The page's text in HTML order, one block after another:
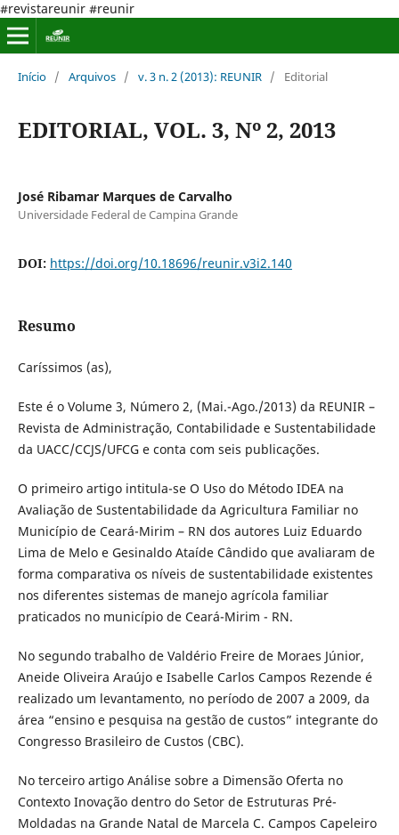
#revistareunir #reunir
Início / Arquivos / v. 3 n. 2 (2013): REUNIR / Editorial
EDITORIAL, VOL. 3, Nº 2, 2013
José Ribamar Marques de Carvalho
Universidade Federal de Campina Grande
DOI: https://doi.org/10.18696/reunir.v3i2.140
Resumo
Caríssimos (as),
Este é o Volume 3, Número 2, (Mai.-Ago./2013) da REUNIR –
Revista de Administração, Contabilidade e Sustentabilidade
da UACC/CCJS/UFCG e conta com seis publicações.
O primeiro artigo intitula-se O Uso do Método IDEA na
Avaliação de Sustentabilidade da Agricultura Familiar no
Município de Ceará-Mirim – RN dos autores Luiz Eduardo
Lima de Melo e Gesinaldo Ataíde Cândido que avaliaram de
forma comparativa os níveis de sustentabilidade existentes
nos diferentes sistemas de manejo agrícola familiar
praticados no município de Ceará-Mirim - RN.
No segundo trabalho de Valdério Freire de Moraes Júnior,
Aneide Oliveira Araújo e Isabelle Carlos Campos Rezende é
realizado um levantamento, no período de 2007 a 2009, da
área “ensino e pesquisa na gestão de custos” integrante do
Congresso Brasileiro de Custos (CBC).
No terceiro artigo Análise sobre a Dimensão Oferta no
Contexto Inovação dentro do Setor de Estruturas Pré-
Moldadas na Grande Natal de Marcela C. Campos Capeleiro